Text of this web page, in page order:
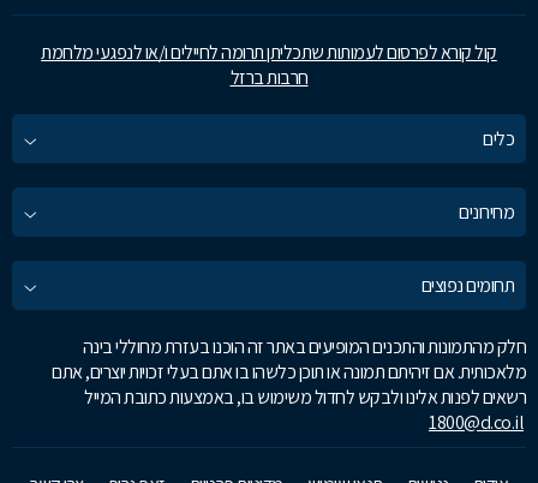
קול קורא לפרסום לעמותות שתכליתן תרומה לחיילים ו/או לנפגעי מלחמת
חרבות ברזל
כלים
מחירונים
תחומים נפוצים
חלק מהתמונות והתכנים המופיעים באתר זה הוכנו בעזרת מחוללי בינה
מלאכותית. אם זיהיתם תמונה או תוכן כלשהו בו אתם בעלי זכויות יוצרים, אתם
רשאים לפנות אלינו ולבקש לחדול משימוש בו, באמצעות כתובת המייל
1800@d.co.il